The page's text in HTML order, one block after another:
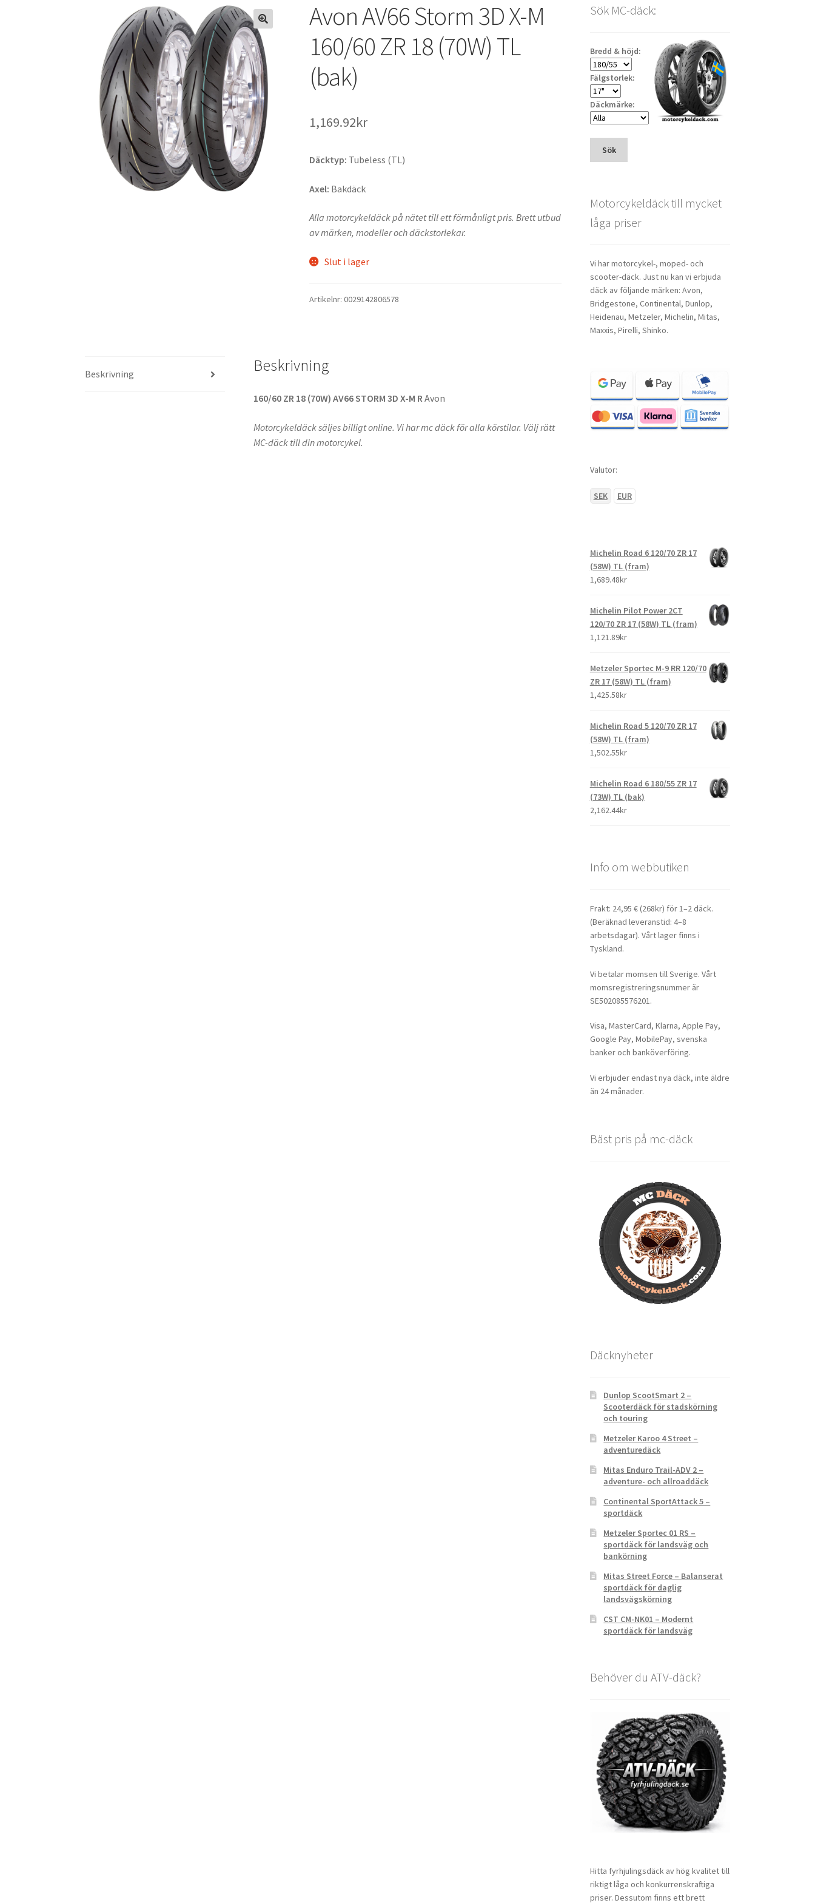
Avon AV66 Storm 3D X-M
160/60 ZR 18 (70W) TL
(bak)
1,169.92kr
Däcktyp: Tubeless (TL)
Axel: Bakdäck
Alla motorcykeldäck på nätet till ett förmånligt pris. Brett utbud
av märken, modeller och däckstorlekar.
Slut i lager
Artikelnr:0029142806578
Beskrivning Beskrivning
160/60 ZR 18 (70W) AV66 STORM 3D X-M R Avon
Motorcykeldäck säljes billigt online. Vi har mc däck för alla körstilar. Välj rätt
MC-däck till din motorcykel.
Sök MC-däck:
Bredd & höjd:
Fälgstorlek:
Däckmärke:
Sök
Motorcykeldäck till mycket
låga priser
Vi har motorcykel-, moped- och
scooter-däck. Just nu kan vi erbjuda
däck av följande märken: Avon,
Bridgestone, Continental, Dunlop,
Heidenau, Metzeler, Michelin, Mitas,
Maxxis, Pirelli, Shinko.
Valutor:
SEK EUR
Michelin Road 6 120/70 ZR 17
(58W) TL (fram)
1,689.48kr
Michelin Pilot Power 2CT
120/70 ZR 17 (58W) TL (fram)
1,121.89kr
Metzeler Sportec M-9 RR 120/70
ZR 17 (58W) TL (fram)
1,425.58kr
Michelin Road 5 120/70 ZR 17
(58W) TL (fram)
1,502.55kr
Michelin Road 6 180/55 ZR 17
(73W) TL (bak)
2,162.44kr
Info om webbutiken
Frakt: 24,95 € (268kr) för 1–2 däck.
(Beräknad leveranstid: 4–8
arbetsdagar). Vårt lager finns i
Tyskland.
Vi betalar momsen till Sverige. Vårt
momsregistreringsnummer är
SE502085576201.
Visa, MasterCard, Klarna, Apple Pay,
Google Pay, MobilePay, svenska
banker och banköverföring.
Vi erbjuder endast nya däck, inte äldre
än 24 månader.
Bäst pris på mc-däck
Däcknyheter
Dunlop ScootSmart 2 –
Scooterdäck för stadskörning
och touring
Metzeler Karoo 4 Street –
adventuredäck
Mitas Enduro Trail-ADV 2 –
adventure- och allroaddäck
Continental SportAttack 5 –
sportdäck
Metzeler Sportec 01 RS –
sportdäck för landsväg och
bankörning
Mitas Street Force – Balanserat
sportdäck för daglig
landsvägskörning
CST CM-NK01 – Modernt
sportdäck för landsväg
Behöver du ATV-däck?
Hitta fyrhjulingsdäck av hög kvalitet till
riktigt låga och konkurrenskraftiga
priser. Dessutom finns ett brett